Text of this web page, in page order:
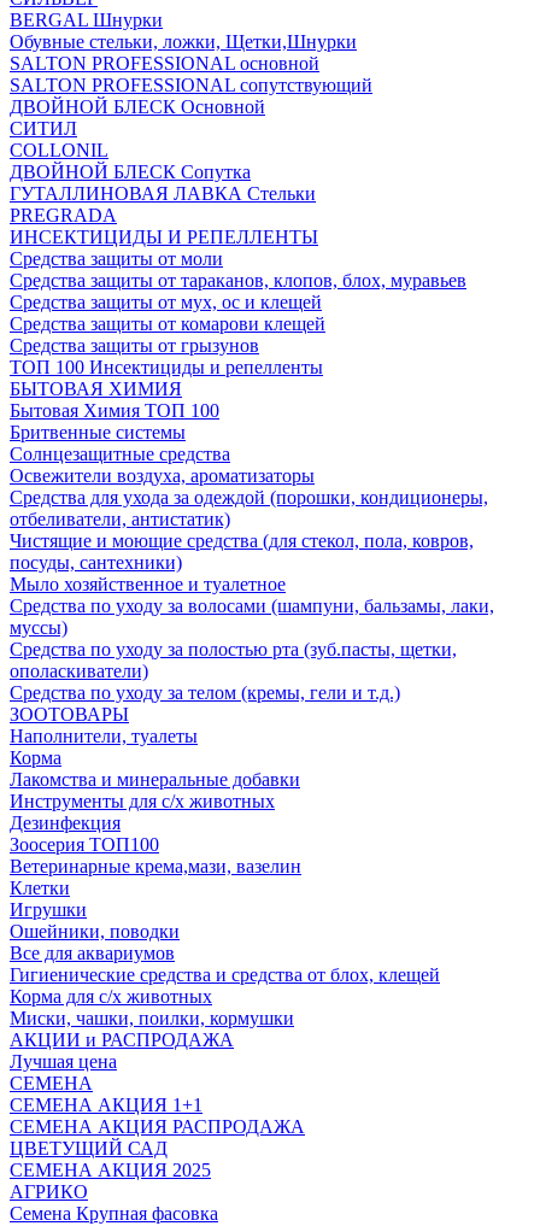
BERGAL Шнурки
Обувные стельки, ложки, Щетки,Шнурки
SALTON PROFESSIONAL основной
SALTON PROFESSIONAL сопутствующий
ДВОЙНОЙ БЛЕСК Основной
СИТИЛ
COLLONIL
ДВОЙНОЙ БЛЕСК Сопутка
ГУТАЛЛИНОВАЯ ЛАВКА Стельки
PREGRADA
ИНСЕКТИЦИДЫ И РЕПЕЛЛЕНТЫ
Средства защиты от моли
Средства защиты от тараканов, клопов, блох, муравьев
Средства защиты от мух, ос и клещей
Средства защиты от комарови клещей
Средства защиты от грызунов
ТОП 100 Инсектициды и репелленты
БЫТОВАЯ ХИМИЯ
Бытовая Химия ТОП 100
Бритвенные системы
Солнцезащитные средства
Освежители воздуха, ароматизаторы
Средства для ухода за одеждой (порошки, кондиционеры,
отбеливатели, антистатик)
Чистящие и моющие средства (для стекол, пола, ковров,
посуды, сантехники)
Мыло хозяйственное и туалетное
Средства по уходу за волосами (шампуни, бальзамы, лаки,
муссы)
Средства по уходу за полостью рта (зуб.пасты, щетки,
ополаскиватели)
Средства по уходу за телом (кремы, гели и т.д.)
ЗООТОВАРЫ
Наполнители, туалеты
Корма
Лакомства и минеральные добавки
Инструменты для с/х животных
Дезинфекция
Зоосерия ТОП100
Ветеринарные крема,мази, вазелин
Клетки
Игрушки
Ошейники, поводки
Все для аквариумов
Гигиенические средства и средства от блох, клещей
Корма для с/х животных
Миски, чашки, поилки, кормушки
АКЦИИ и РАСПРОДАЖА
Лучшая цена
СЕМЕНА
СЕМЕНА АКЦИЯ 1+1
СЕМЕНА АКЦИЯ РАСПРОДАЖА
ЦВЕТУЩИЙ САД
СЕМЕНА АКЦИЯ 2025
АГРИКО
Семена Крупная фасовка